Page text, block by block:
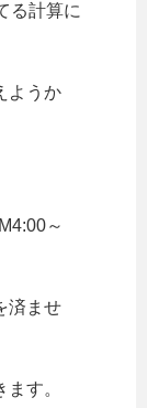
る計算に
ようか
～
済ませ
す。